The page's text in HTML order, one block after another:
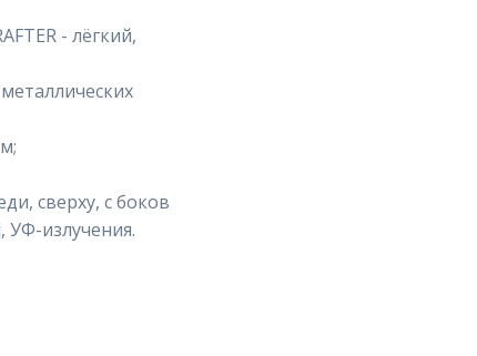
- лёгкий,
сверху, с боков
УФ-излучения.